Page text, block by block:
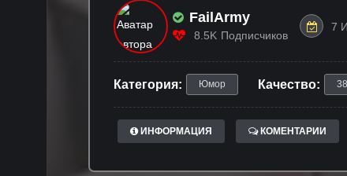
FailArmy
8.5K Подписчиков
7
Категория: Юмор Качество:
ИНФОРМАЦИЯ КОМЕНТАРИИ